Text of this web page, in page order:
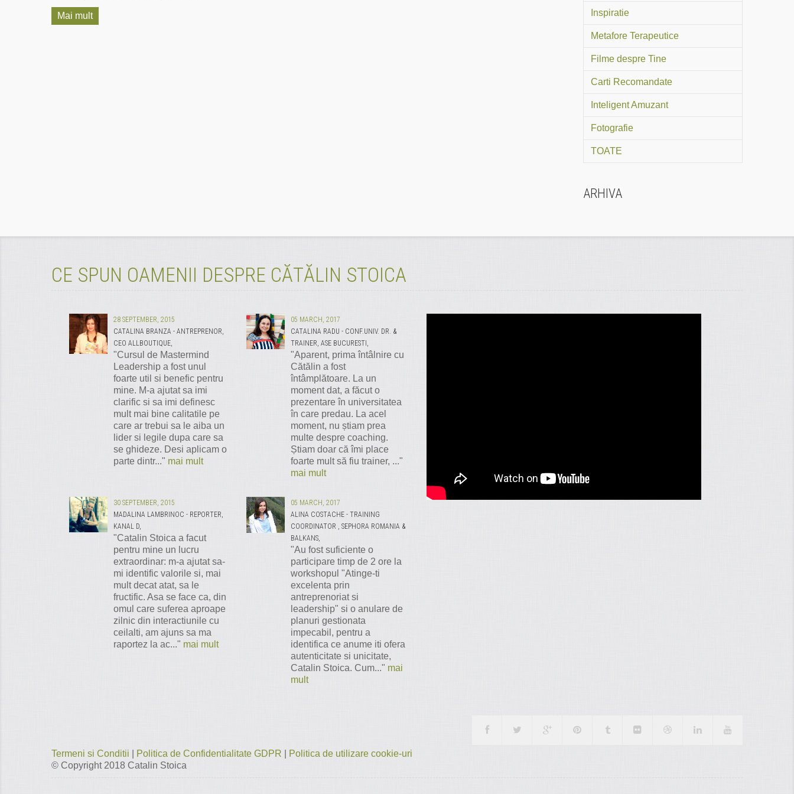
Mai mult Inspiratie
Metafore Terapeutice
Filme despre Tine
Carti Recomandate
Inteligent Amuzant
Fotografie
TOATE
ARHIVA
CE SPUN OAMENII DESPRE CĂTĂLIN STOICA
28 SEPTEMBER, 2015
CATALINA BRANZA - ANTREPRENOR,
CEO ALLBOUTIQUE,
"Cursul de Mastermind
Leadership a fost unul
foarte util si benefic pentru
mine. M-a ajutat sa imi
clarific si sa imi definesc
mult mai bine calitatile pe
care ar trebui sa le aiba un
lider si legile dupa care sa
se ghideze. Desi aplicam o
parte dintr..." mai mult
05 MARCH, 2017
CATALINA RADU - CONF.UNIV. DR. &
TRAINER, ASE BUCURESTI,
"Aparent, prima întâlnire cu
Cătălin a fost
întâmplătoare. La un
moment dat, a făcut o
prezentare în universitatea
în care predau. La acel
moment, nu știam prea
multe despre coaching.
Știam doar că îmi place
foarte mult să fiu trainer, ..."
mai mult
30 SEPTEMBER, 2015
MADALINA LAMBRINOC - REPORTER,
KANAL D,
"Catalin Stoica a facut
pentru mine un lucru
extraordinar: m-a ajutat sa-
mi identific valorile si, mai
mult decat atat, sa le
fructific. Asa se face ca, din
omul care suferea aproape
zilnic din interactiunile cu
ceilalti, am ajuns sa ma
raportez la ac..." mai mult
05 MARCH, 2017
ALINA COSTACHE - TRAINING
COORDINATOR , SEPHORA ROMANIA &
BALKANS,
"Au fost suficiente o
participare timp de 2 ore la
workshopul "Atinge-ti
excelenta prin
antreprenoriat si
leadership" si o anulare de
planuri gestionata
impecabil, pentru a
identifica ce anume iti ofera
autenticitate si unicitate,
Catalin Stoica. Cum..." mai
mult
Termeni si Conditii Politica de Confidentialitate GDPR
Politica de utilizare cookie-uri
© Copyright 2018 Catalin Stoica